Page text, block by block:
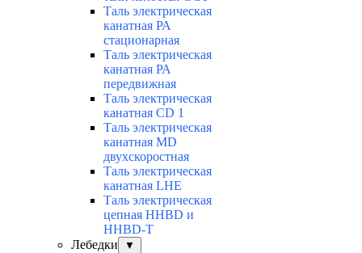
Таль электрическая
канатная РА
стационарная
Таль электрическая
канатная РА
передвижная
Таль электрическая
канатная CD 1
Таль электрическая
канатная МD
двухскоростная
Таль электрическая
канатная LHE
Таль электрическая
цепная HHBD и
HHBD-T
Лебедки
▼